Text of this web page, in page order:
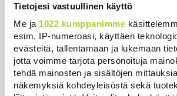
Tietojesi vastuullinen käyttö
Me ja 1022 kumppanimme
esim. IP-numeroasi, käyttäen
evästeitä, tallentamaan ja lukemaan
jotta voimme tarjota personoituja
tehdä mainosten ja sisältöjen
näkemyksiä kohdeyleisöstä sekä
Uutiset | 8.8.2026 13:09
Ihmiset kahmivat nyt näitä tuotteita
Lidleistä – ”Hittitrendi”
Uutiset | 5.8.2026 21:21